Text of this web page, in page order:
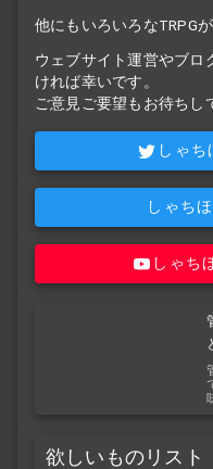
他にもいろいろなTRPGが
ウェブサイト運営やブロ
ければ幸いです。
ご意見ご要望もお待ちし
しゃ
しゃち
しゃち
欲しいものリスト